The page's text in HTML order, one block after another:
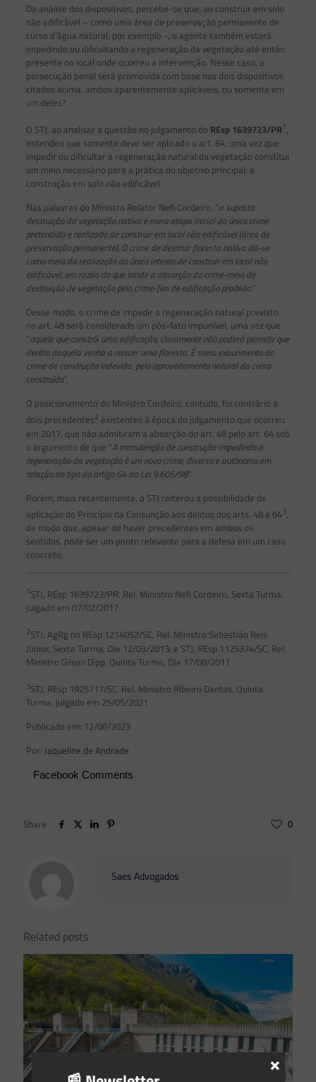
Da análise dos dispositivos, percebe-se que, ao construir em solo
não edificável – como uma área de preservação permanente de
curso d’água natural, por exemplo -, o agente também estará
impedindo ou dificultando a regeneração da vegetação até então
presente no local onde ocorreu a intervenção. Nesse caso, a
persecução penal será promovida com base nos dois dispositivos
citados acima, ambos aparentemente aplicáveis, ou somente em
um deles?
O STJ, ao analisar a questão no julgamento do REsp 1639723/PR1,
entendeu que somente deve ser aplicado o art. 64, uma vez que
impedir ou dificultar a regeneração natural da vegetação constitui
um meio necessário para a prática do objetivo principal: a
construção em solo não edificável.
Nas palavras do Ministro Relator Nefi Cordeiro, “a suposta
destruição da vegetação nativa é mera etapa inicial do único crime
pretendido e realizado de construir em local não edificável (área de
preservação permanente). O crime de destruir floresta nativa dá-se
como meio da realização do único intento de construir em local não
edificável, em razão do que incide a absorção do crime-meio de
destruição de vegetação pelo crime-fim de edificação proibida.”
Desse modo, o crime de impedir a regeneração natural previsto
no art. 48 será considerado um pós-fato impunível, uma vez que
“aquele que constrói uma edificação, claramente não poderá permitir que
dentro daquela venha a nascer uma floresta. É mero exaurimento do
crime de construção indevida, pelo aproveitamento natural da coisa
construída”.
O posicionamento do Ministro Cordeiro, contudo, foi contrário a
dois precedentes2 existentes à época do julgamento que ocorreu
em 2017, que não admitiram a absorção do art. 48 pelo art. 64 sob
o argumento de que “A manutenção de construção impedindo a
regeneração da vegetação é um novo crime, diverso e autônomo em
relação ao tipo do artigo 64 da Lei 9.605/98”.
Porém, mais recentemente, o STJ reiterou a possibilidade de
aplicação do Princípio da Consunção aos delitos dos arts. 48 e 643,
de modo que, apesar de haver precedentes em ambos os
sentidos, pode ser um ponto relevante para a defesa em um caso
concreto.
1STJ, REsp 1639723/PR. Rel. Ministro Nefi Cordeiro, Sexta Turma,
julgado em 07/02/2017
2STJ, AgRg no REsp 1214052/SC, Rel. Ministro Sebastião Reis
Júnior, Sexta Turma, DJe 12/03/2013; e STJ, REsp 1125374/SC, Rel.
Ministro Gilson Dipp, Quinta Turma, DJe 17/08/2011
3STJ, REsp 1925717/SC. Rel. Ministro Ribeiro Dantas, Quinta
Turma, julgado em 25/05/2021
Publicado em: 12/06/2023
Por: Jaqueline de Andrade
Facebook Comments
Share 0
Saes Advogados
Related posts
×